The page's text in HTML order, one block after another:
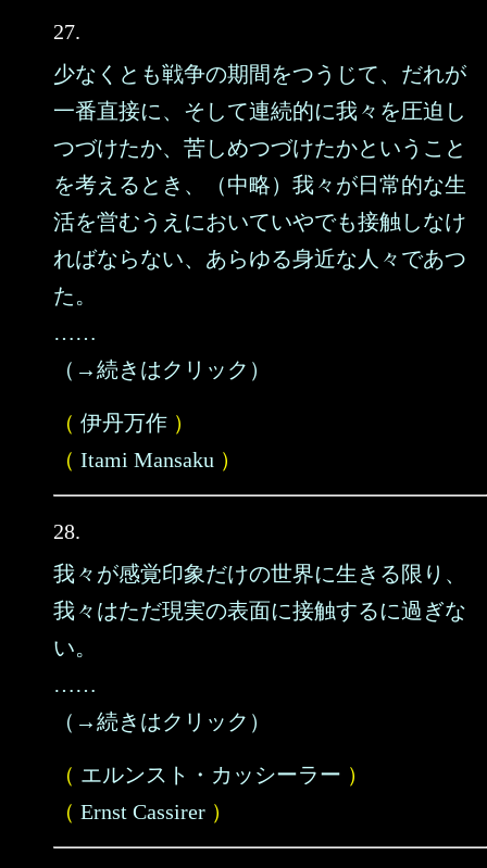
27.
少なくとも戦争の期間をつうじて、だれが
一番直接に、そして連続的に我々を圧迫し
つづけたか、苦しめつづけたかということ
を考えるとき、（中略）我々が日常的な生
活を営むうえにおいていやでも接触しなけ
ればならない、あらゆる身近な人々であつ
た。
……
（→続きはクリック）
（ 伊丹万作 ）
（ Itami Mansaku ）
28.
我々が感覚印象だけの世界に生きる限り、
我々はただ現実の表面に接触するに過ぎな
い。
……
（→続きはクリック）
（ エルンスト・カッシーラー ）
（ Ernst Cassirer ）